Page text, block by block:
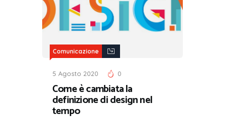
Comunicazione
5 Agosto 2020 0
Come è cambiata la
definizione di design nel
tempo